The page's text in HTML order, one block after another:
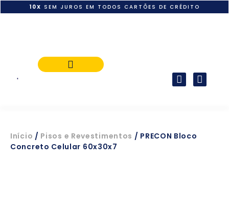
10X SEM JUROS EM TODOS CARTÕES DE CRÉDITO
Início / Pisos e Revestimentos / PRECON Bloco
Concreto Celular 60x30x7